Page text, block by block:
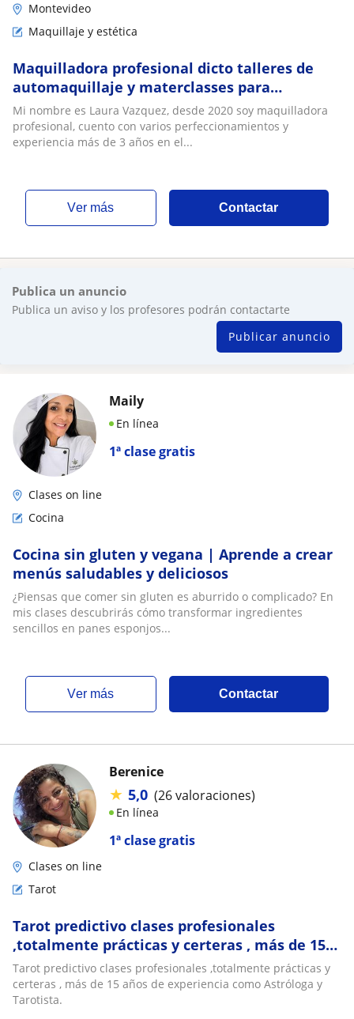
Montevideo
Maquillaje y estética
Maquilladora profesional dicto talleres de
automaquillaje y materclasses para
maquilladores
Mi nombre es Laura Vazquez, desde 2020 soy maquilladora
profesional, cuento con varios perfeccionamientos y
experiencia más de 3 años en el...
ver más Contactar
Publica un anuncio
Publica un aviso y los profesores podrán contactarte
Publicar anuncio
1ª clase gratis
Maily
En línea
Clases on line
Cocina
Cocina sin gluten y vegana | Aprende a crear
menús saludables y deliciosos
¿Piensas que comer sin gluten es aburrido o complicado? En
mis clases descubrirás cómo transformar ingredientes
sencillos en panes esponjos...
ver más Contactar
1ª clase gratis
Berenice
★ 5,0 (26 valoraciones)
En línea
Clases on line
Tarot
Tarot predictivo clases profesionales
,totalmente prácticas y certeras , más de 15
años de experiencia como Astróloga y
Tarotista
Tarot predictivo clases profesionales ,totalmente prácticas y
certeras , más de 15 años de experiencia como Astróloga y
Tarotista.